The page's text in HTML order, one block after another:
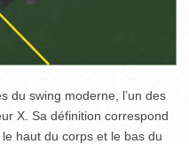
du swing moderne, l’un des
X. Sa définition correspond
haut du corps et le bas du